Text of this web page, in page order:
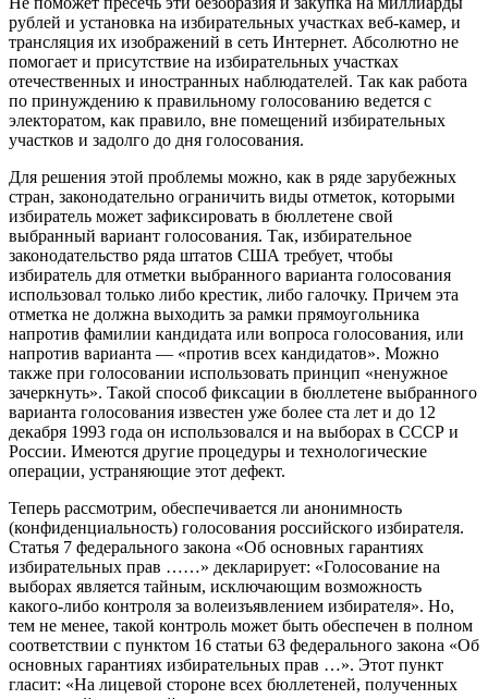
рублей и установка на избирательных участках веб-камер, и
трансляция их изображений в сеть Интернет. Абсолютно не
помогает и присутствие на избирательных участках
отечественных и иностранных наблюдателей. Так как работа
по принуждению к правильному голосованию ведется с
электоратом, как правило, вне помещений избирательных
участков и задолго до дня голосования.
Для решения этой проблемы можно, как в ряде зарубежных
стран, законодательно ограничить виды отметок, которыми
избиратель может зафиксировать в бюллетене свой
выбранный вариант голосования. Так, избирательное
законодательство ряда штатов США требует, чтобы
избиратель для отметки выбранного варианта голосования
использовал только либо крестик, либо галочку. Причем эта
отметка не должна выходить за рамки прямоугольника
напротив фамилии кандидата или вопроса голосования, или
напротив варианта — «против всех кандидатов». Можно
также при голосовании использовать принцип «ненужное
зачеркнуть». Такой способ фиксации в бюллетене выбранного
варианта голосования известен уже более ста лет и до 12
декабря 1993 года он использовался и на выборах в СССР и
России. Имеются другие процедуры и технологические
операции, устраняющие этот дефект.
Теперь рассмотрим, обеспечивается ли анонимность
(конфиденциальность) голосования российского избирателя.
Статья 7 федерального закона «Об основных гарантиях
избирательных прав ……» декларирует: «Голосование на
выборах является тайным, исключающим возможность
какого-либо контроля за волеизъявлением избирателя». Но,
тем не менее, такой контроль может быть обеспечен в полном
соответствии с пунктом 16 статьи 63 федерального закона «Об
основных гарантиях избирательных прав …». Этот пункт
гласит: «На лицевой стороне всех бюллетеней, полученных